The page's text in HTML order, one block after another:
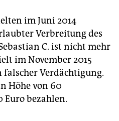
im Juni 2014
Verbreitung des
C. ist nicht mehr
im November 2015
falscher Verdächtigung.
Höhe von 60
Euro bezahlen.